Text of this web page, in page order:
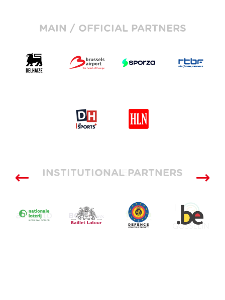
MAIN / OFFICIAL PARTNERS
SUPPLIERS
INSTITUTIONAL PARTNERS